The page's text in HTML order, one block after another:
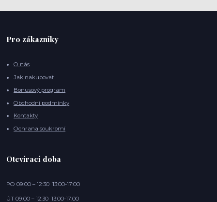
Pro zákazníky
O nás
Jak nakupovat
Bonusový program
Obchodní podmínky
Kontakty
Ochrana soukromí
Otevírací doba
PO 09:00 – 12:30 13:00-17:00
ÚT 09:00 – 12:30 13:00-17:00